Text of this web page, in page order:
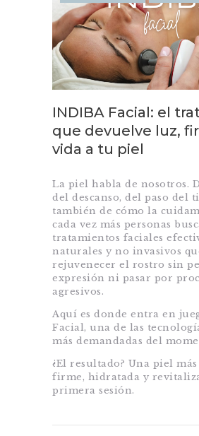
INDIBA Facial: el
que devuelve luz,
vida a tu piel
La piel habla de nosotros.
del descanso, del paso del
también de cómo la
cada vez más personas
tratamientos faciales
naturales y no invasivos
rejuvenecer el rostro sin
expresión ni pasar por
agresivos.
Aquí es donde entra en
Facial, una de las
más demandadas del
¿El resultado? Una piel
firme, hidratada y
primera sesión.